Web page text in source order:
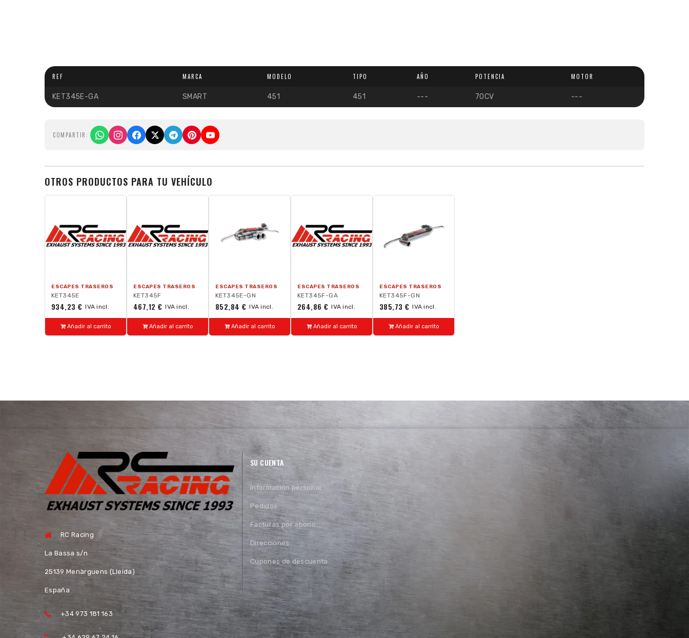
REF MARCA MODELO TIPO AÑO POTENCIA MOTOR
KET345E-GA SMART 451 451 --- 70CV ---
COMPARTIR:
OTROS PRODUCTOS PARA TU VEHÍCULO
ESCAPES TRASEROS
KET345E
934,23 € IVA incl.
Añadir al carrito
ESCAPES TRASEROS
KET345F
467,12 € IVA incl.
Añadir al carrito
ESCAPES TRASEROS
KET345E-GN
852,84 € IVA incl.
Añadir al carrito
ESCAPES TRASEROS
KET345F-GA
264,86 € IVA incl.
Añadir al carrito
ESCAPES TRASEROS
KET345F-GN
385,73 € IVA incl.
Añadir al carrito
RC Racing
La Bassa s/n
25139 Menàrguens (Lleida)
España
+34 973 181 163
SU CUENTA
Información personal
Pedidos
Facturas por abono
Direcciones
Cupones de descuento